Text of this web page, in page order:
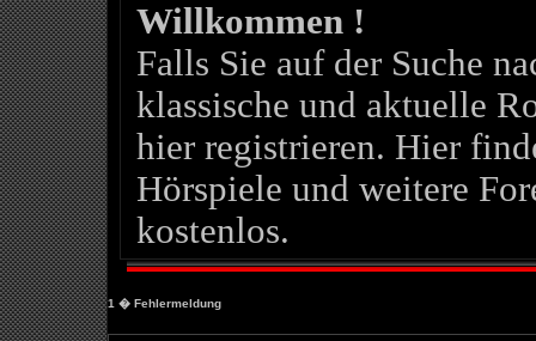
Willkommen !
Falls Sie auf der Suche
klassische und aktuelle
hier registrieren. Hier
Hörspiele und weitere
kostenlos.
1 � Fehlermeldung